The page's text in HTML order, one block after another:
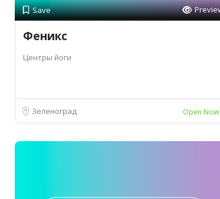
Save
Феникс
Центры йоги
Зеленоград Open Now